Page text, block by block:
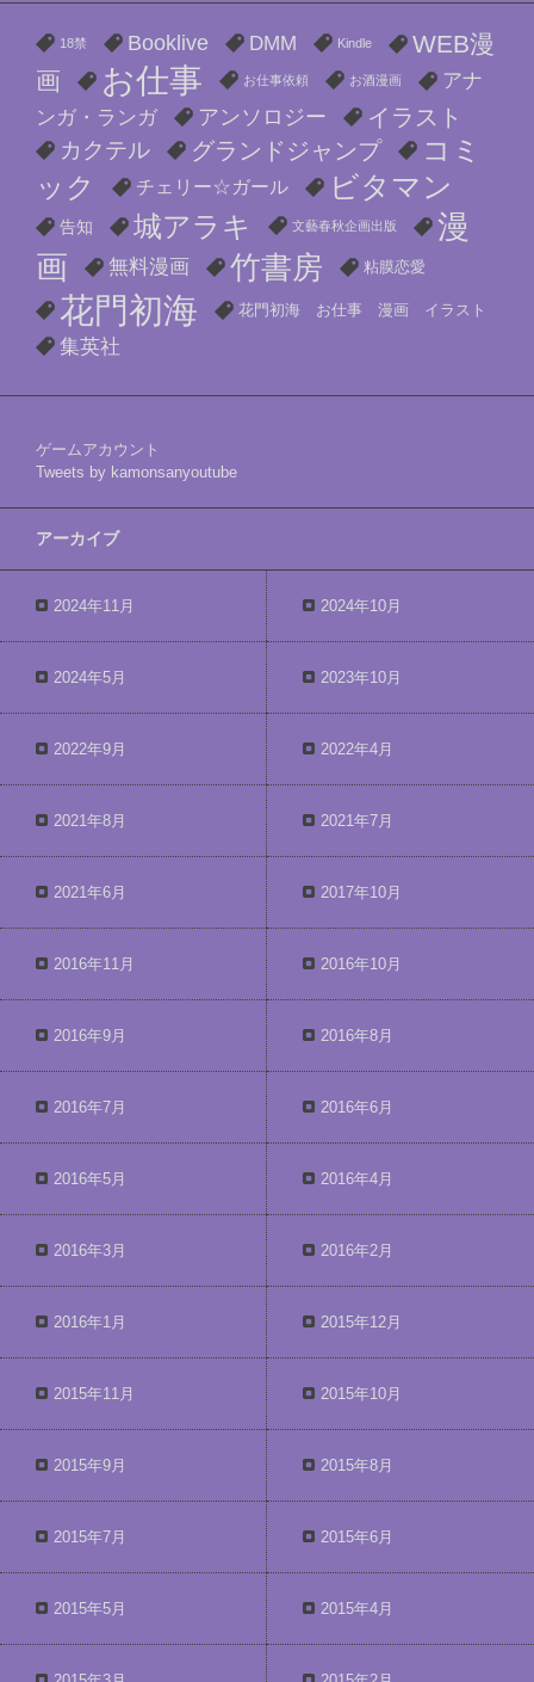
18禁 Booklive DMM Kindle
WEB漫
画
お仕事 お仕事依頼 お酒漫画
アナ
ンガ・ランガ
アンソロジー イラスト
カクテル グランドジャンプ
コミ
ック
チェリー☆ガール ビタマン
告知 城アラキ 文藝春秋企画出版
漫
画
無料漫画 竹書房 粘膜恋愛
花門初海 花門初海 お仕事 漫画 イラスト
集英社
ゲームアカウント
Tweets by kamonsanyoutube
アーカイブ
2024年11月 2024年10月
2024年5月 2023年10月
2022年9月 2022年4月
2021年8月 2021年7月
2021年6月 2017年10月
2016年11月 2016年10月
2016年9月 2016年8月
2016年7月 2016年6月
2016年5月 2016年4月
2016年3月 2016年2月
2016年1月 2015年12月
2015年11月 2015年10月
2015年9月 2015年8月
2015年7月 2015年6月
2015年5月 2015年4月